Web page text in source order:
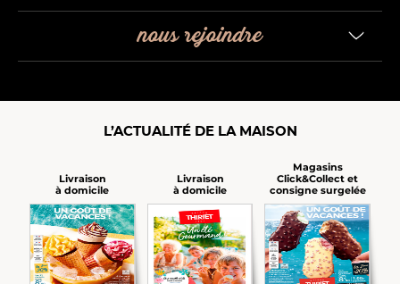
nous rejoindre
L’ACTUALITÉ DE LA MAISON
Livraison
à domicile
Livraison
à domicile
Magasins
Click&Collect et
consigne surgelée